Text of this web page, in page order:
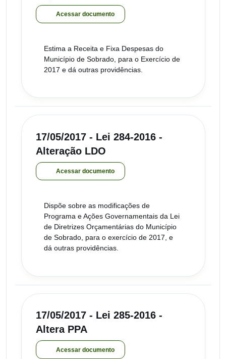
Acessar documento
Estima a Receita e Fixa Despesas do
Município de Sobrado, para o Exercício de
2017 e dá outras providências.
17/05/2017 - Lei 284-2016 -
Alteração LDO
Acessar documento
Dispõe sobre as modificações de
Programa e Ações Governamentais da Lei
de Diretrizes Orçamentárias do Município
de Sobrado, para o exercício de 2017, e
dá outras providências.
17/05/2017 - Lei 285-2016 -
Altera PPA
Acessar documento